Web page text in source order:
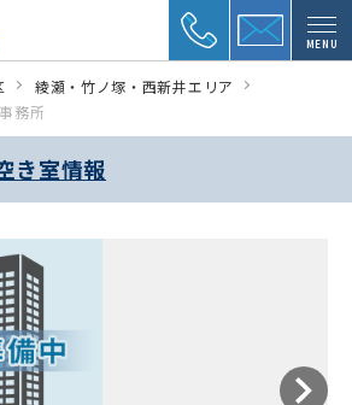
MENU
綾瀬・竹ノ塚・西新井エリア
務所
き室情報